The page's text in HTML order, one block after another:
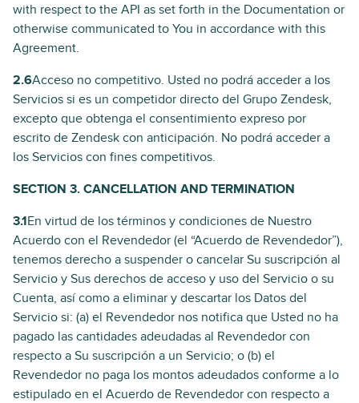
with respect to the API as set forth in the Documentation or
otherwise communicated to You in accordance with this
Agreement.
2.6Acceso no competitivo. Usted no podrá acceder a los
Servicios si es un competidor directo del Grupo Zendesk,
excepto que obtenga el consentimiento expreso por
escrito de Zendesk con anticipación. No podrá acceder a
los Servicios con fines competitivos.
SECTION 3. CANCELLATION AND TERMINATION
3.1En virtud de los términos y condiciones de Nuestro
Acuerdo con el Revendedor (el “Acuerdo de Revendedor”),
tenemos derecho a suspender o cancelar Su suscripción al
Servicio y Sus derechos de acceso y uso del Servicio o su
Cuenta, así como a eliminar y descartar los Datos del
Servicio si: (a) el Revendedor nos notifica que Usted no ha
pagado las cantidades adeudadas al Revendedor con
respecto a Su suscripción a un Servicio; o (b) el
Revendedor no paga los montos adeudados conforme a lo
estipulado en el Acuerdo de Revendedor con respecto a